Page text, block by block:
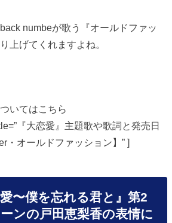
numbeが歌う『オールドファッ
上げてくれますよね。
いてはこちら
『大恋愛』主題歌や歌詞と発売日
・オールドファッション】” ]
〜僕を忘れる君と』第2
ンの戸田恵梨香の表情に